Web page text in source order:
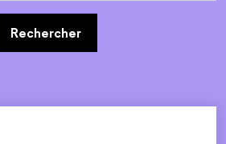
Rechercher